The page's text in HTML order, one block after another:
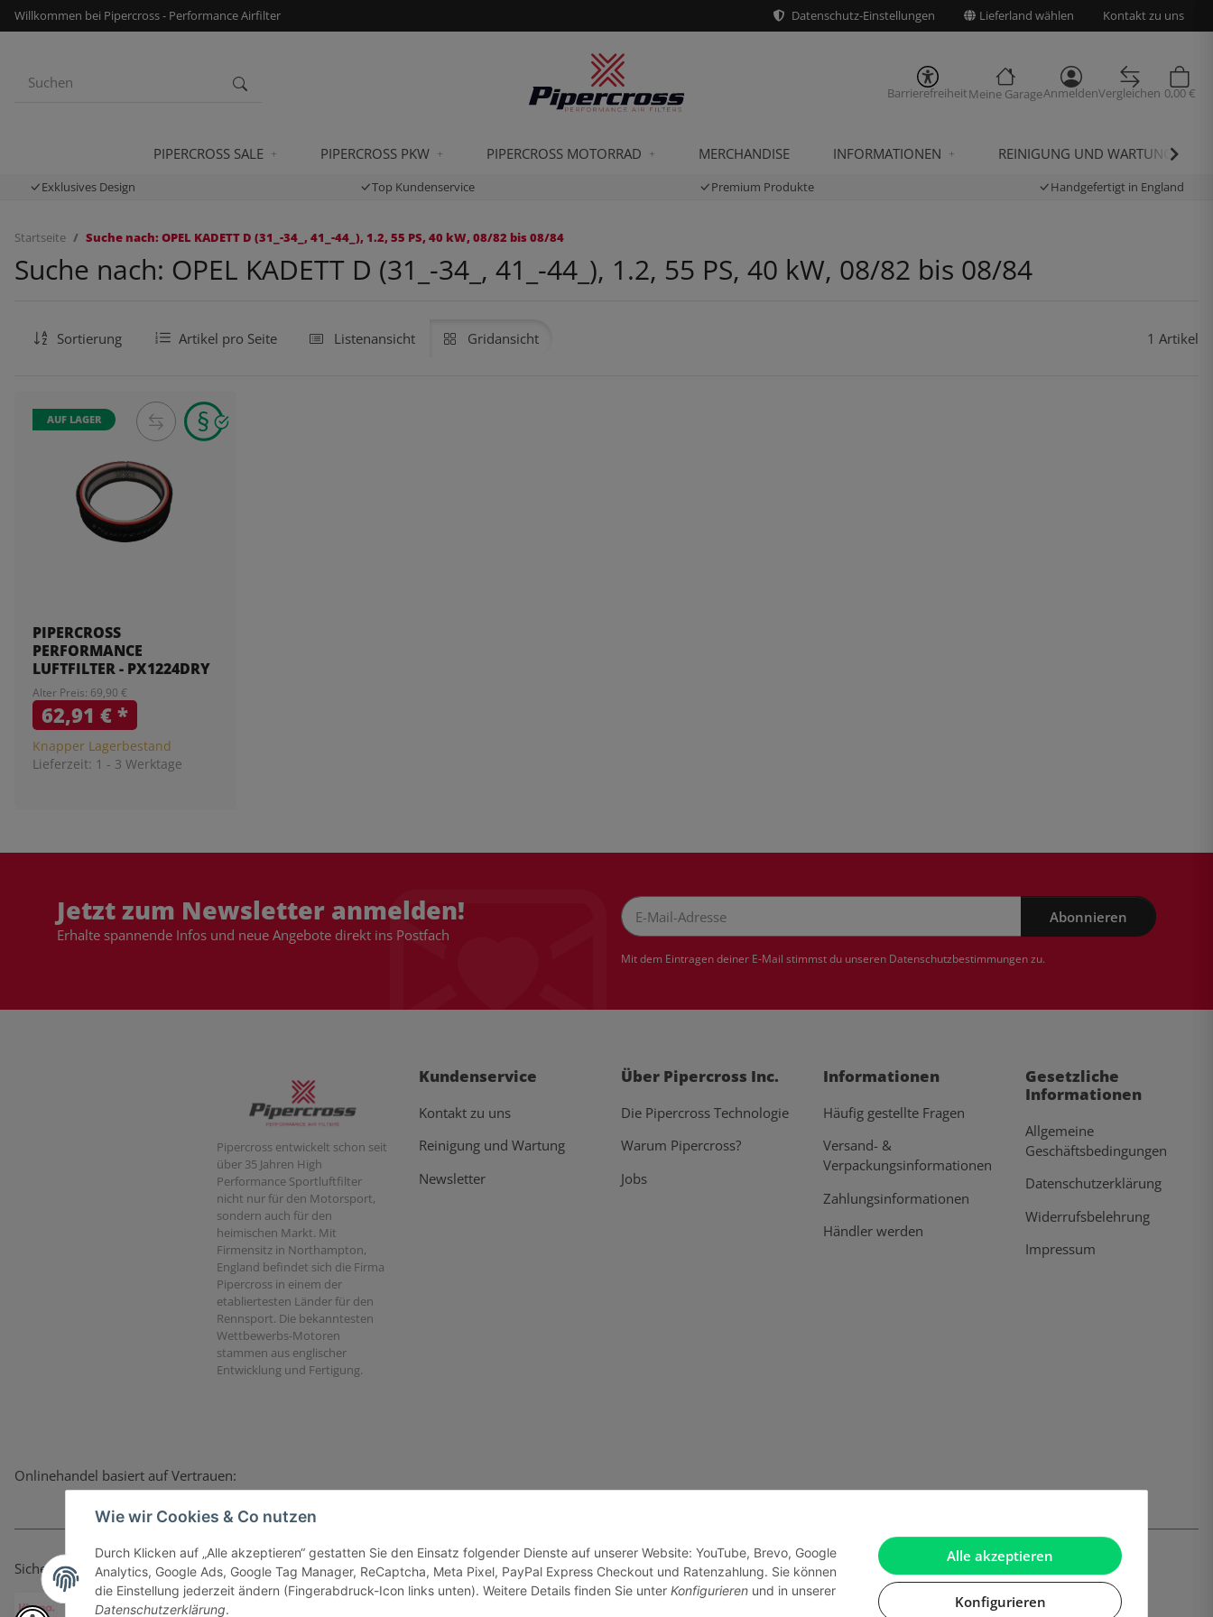
Alle akzeptieren
Konfigurieren
Wie wir Cookies & Co nutzen
Durch Klicken auf „Alle akzeptieren“ gestatten Sie den Einsatz folgender Dienste auf unserer Website: YouTube, Brevo, Google
Analytics, Google Ads, Google Tag Manager, ReCaptcha, Meta Pixel, PayPal Express Checkout und Ratenzahlung. Sie können
die Einstellung jederzeit ändern (Fingerabdruck-Icon links unten). Weitere Details finden Sie unter Konfigurieren und in unserer
Datenschutzerklärung.
Willkommen bei Pipercross - Performance Airfilter Datenschutz-Einstellungen Lieferland wählen Kontakt zu uns
BarrierefreiheitMeine GarageAnmeldenVergleichen 0,00 €
PIPERCROSS SALE PIPERCROSS PKW PIPERCROSS MOTORRAD MERCHANDISE INFORMATIONEN REINIGUNG UND WARTUNG
Exklusives Design Top Kundenservice Premium Produkte Handgefertigt in England
Startseite Suche nach: OPEL KADETT D (31_-34_, 41_-44_), 1.2, 55 PS, 40 kW, 08/82 bis 08/84
Suche nach: OPEL KADETT D (31_-34_, 41_-44_), 1.2, 55 PS, 40 kW, 08/82 bis 08/84
Sortierung Artikel pro Seite Listenansicht Gridansicht 1 Artikel
AUF LAGER
PIPERCROSS
PERFORMANCE
LUFTFILTER - PX1224DRY
Alter Preis: 69,90 €
62,91 €*
Knapper Lagerbestand
Lieferzeit: 1 - 3 Werktage
Jetzt zum Newsletter anmelden!
Erhalte spannende Infos und neue Angebote direkt ins Postfach
Abonnieren
Mit dem Eintragen deiner E-Mail stimmst du unseren Datenschutzbestimmungenzu.
Pipercross entwickelt schon seit
über 35 Jahren High
Performance Sportluftfilter
nicht nur für den Motorsport,
sondern auch für den
heimischen Markt. Mit
Firmensitz in Northampton,
England befindet sich die Firma
Pipercross in einem der
etabliertesten Länder für den
Rennsport. Die bekanntesten
Wettbewerbs-Motoren
stammen aus englischer
Entwicklung und Fertigung.
Kundenservice
Kontakt zu uns
Reinigung und Wartung
Newsletter
Über Pipercross Inc.
Die Pipercross Technologie
Warum Pipercross?
Jobs
Informationen
Häufig gestellte Fragen
Versand- &
Verpackungsinformationen
Zahlungsinformationen
Händler werden
Gesetzliche
Informationen
Allgemeine
Geschäftsbedingungen
Datenschutzerklärung
Widerrufsbelehrung
Impressum
Onlinehandel basiert auf Vertrauen:
Sicher bezahlen via: